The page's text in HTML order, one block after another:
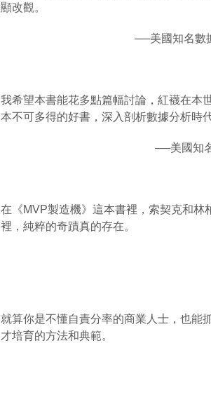
顯改觀。
──美國知名數
我希望本書能花多點篇幅討論，紅襪在本
本不可多得的好書，深入剖析數據分析時
──美國知
在《MVP製造機》這本書裡，索契克和林
裡，純粹的奇蹟真的存在。
就算你是不懂自責分率的商業人士，也能
才培育的方法和典範。